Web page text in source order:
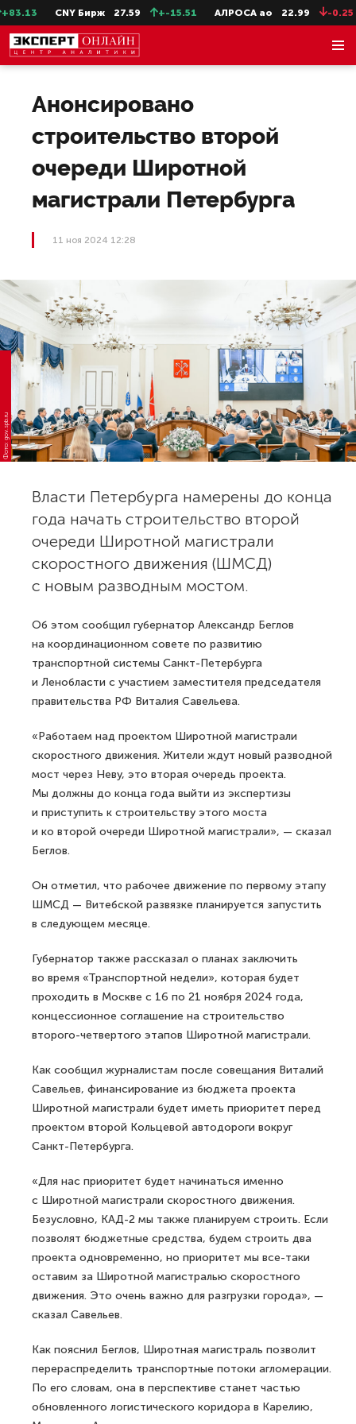
CNY Бирж 27.59 +-15.51 АЛРОСА ао 22.99 -0.25
Анонсировано
строительство второй
очереди Широтной
магистрали Петербурга
11 ноя 2024 12:28
Фото: gov.spb.ru
Власти Петербурга намерены до конца
года начать строительство второй
очереди Широтной магистрали
скоростного движения (ШМСД)
с новым разводным мостом.
Об этом сообщил губернатор Александр Беглов
на координационном совете по развитию
транспортной системы Санкт-Петербурга
и Ленобласти с участием заместителя председателя
правительства РФ Виталия Савельева.
«Работаем над проектом Широтной магистрали
скоростного движения. Жители ждут новый разводной
мост через Неву, это вторая очередь проекта.
Мы должны до конца года выйти из экспертизы
и приступить к строительству этого моста
и ко второй очереди Широтной магистрали», — сказал
Беглов.
Он отметил, что рабочее движение по первому этапу
ШМСД — Витебской развязке планируется запустить
в следующем месяце.
Губернатор также рассказал о планах заключить
во время «Транспортной недели», которая будет
проходить в Москве с 16 по 21 ноября 2024 года,
концессионное соглашение на строительство
второго-четвертого этапов Широтной магистрали.
Как сообщил журналистам после совещания Виталий
Савельев, финансирование из бюджета проекта
Широтной магистрали будет иметь приоритет перед
проектом второй Кольцевой автодороги вокруг
Санкт-Петербурга.
«Для нас приоритет будет начинаться именно
с Широтной магистрали скоростного движения.
Безусловно, КАД-2 мы также планируем строить. Если
позволят бюджетные средства, будем строить два
проекта одновременно, но приоритет мы все-таки
оставим за Широтной магистралью скоростного
движения. Это очень важно для разгрузки города», —
сказал Савельев.
Как пояснил Беглов, Широтная магистраль позволит
перераспределить транспортные потоки агломерации.
По его словам, она в перспективе станет частью
обновленного логистического коридора в Карелию,